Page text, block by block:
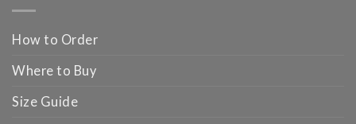
How to Order
Where to Buy
Size Guide